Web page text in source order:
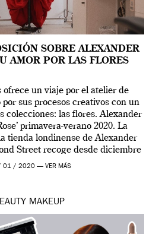
SOBRE ALEXANDER
AMOR POR LAS FLORES
ofrece un viaje por el atelier de
sus procesos creativos con un
colecciones: las flores. Alexander
primavera-verano 2020. La
tienda londinense de Alexander
Street recoge desde diciembre
hasta final de abril […]
01 / 2020 — VER MÁS
MAKEUP